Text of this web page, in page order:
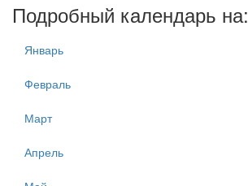
Подробный календарь на:
Январь
Февраль
Март
Апрель